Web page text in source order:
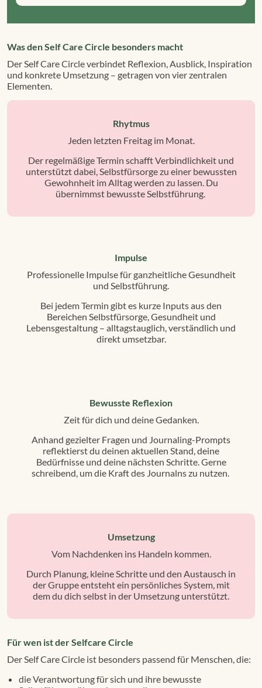
Was den Self Care Circle besonders macht
Der Self Care Circle verbindet Reflexion, Ausblick, Inspiration
und konkrete Umsetzung – getragen von vier zentralen
Elementen.
Rhytmus
Jeden letzten Freitag im Monat.
Der regelmäßige Termin schafft Verbindlichkeit und
unterstützt dabei, Selbstfürsorge zu einer bewussten
Gewohnheit im Alltag werden zu lassen. Du
übernimmst bewusste Selbstführung.
Impulse
Professionelle Impulse für ganzheitliche Gesundheit
und Selbstführung.
Bei jedem Termin gibt es kurze Inputs aus den
Bereichen Selbstfürsorge, Gesundheit und
Lebensgestaltung – alltagstauglich, verständlich und
direkt umsetzbar.
Bewusste Reflexion
Zeit für dich und deine Gedanken.
Anhand gezielter Fragen und Journaling-Prompts
reflektierst du deinen aktuellen Stand, deine
Bedürfnisse und deine nächsten Schritte. Gerne
schreibend, um die Kraft des Journalns zu nutzen.
Umsetzung
Vom Nachdenken ins Handeln kommen.
Durch Planung, kleine Schritte und den Austausch in
der Gruppe entsteht ein persönliches System, mit
dem du dich selbst in der Umsetzung unterstützt.
Für wen ist der Selfcare Circle
Der Self Care Circle ist besonders passend für Menschen, die:
die Verantwortung für sich und ihre bewusste